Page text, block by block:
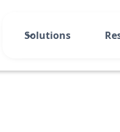
Solutions